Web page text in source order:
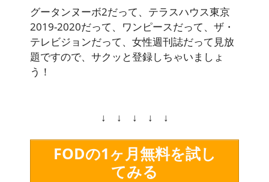
グータンヌーボ2だって、テラスハウス東京
2019-2020だって、ワンピースだって、ザ・
テレビジョンだって、女性週刊誌だって見放
題ですので、サクッと登録しちゃいましょ
う！
↓ ↓ ↓ ↓ ↓
FODの1ヶ月無料を試し
てみる